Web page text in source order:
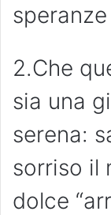
2.Che
sia una
serena:
sorriso il
dolce